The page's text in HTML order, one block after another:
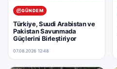
GÜNDEM
Türkiye, Suudi Arabistan ve
Pakistan Savunmada
Güçlerini Birleştiriyor
07.08.2026 12:48